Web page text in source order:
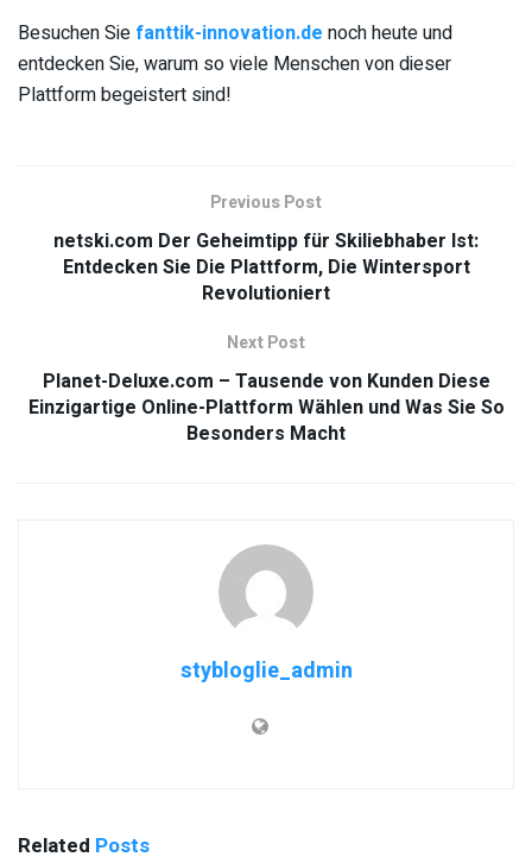
Besuchen Sie fanttik-innovation.de noch heute und
entdecken Sie, warum so viele Menschen von dieser
Plattform begeistert sind!
Previous Post
netski.com Der Geheimtipp für Skiliebhaber Ist:
Entdecken Sie Die Plattform, Die Wintersport
Revolutioniert
Next Post
Planet-Deluxe.com – Tausende von Kunden Diese
Einzigartige Online-Plattform Wählen und Was Sie So
Besonders Macht
stybloglie_admin
Related Posts